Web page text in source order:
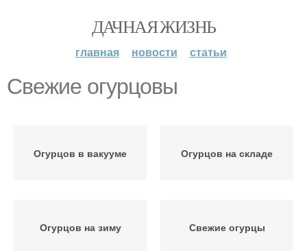
ДАЧНАЯ ЖИЗНЬ
главная новости статьи
Свежие огурцовы
Огурцов в вакууме Огурцов на складе
Огурцов на зиму Свежие огурцы